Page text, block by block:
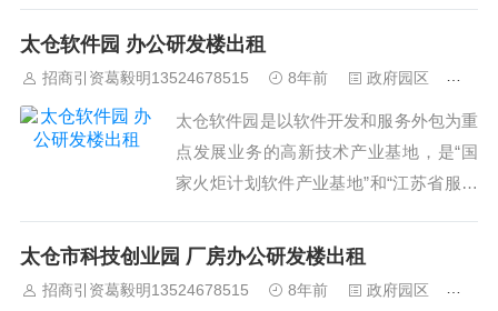
意、科技研发等产业，重点建设技术、人
家级高校学生科技创业实习基地”等荣
誉。&n...
太仓软件园 办公研发楼出租
招商引资葛毅明13524678515 8年前 政府园区
太仓软件园是以软件开发和服务外包为重
点发展业务的高新技术产业基地，是“国
家火炬计划软件产业基地”和“江苏省服务
省科技厅命名为“江苏省高新技术产业
太仓市科技创业园 厂房办公研发楼出租
招商引资葛毅明13524678515 8年前 政府园区